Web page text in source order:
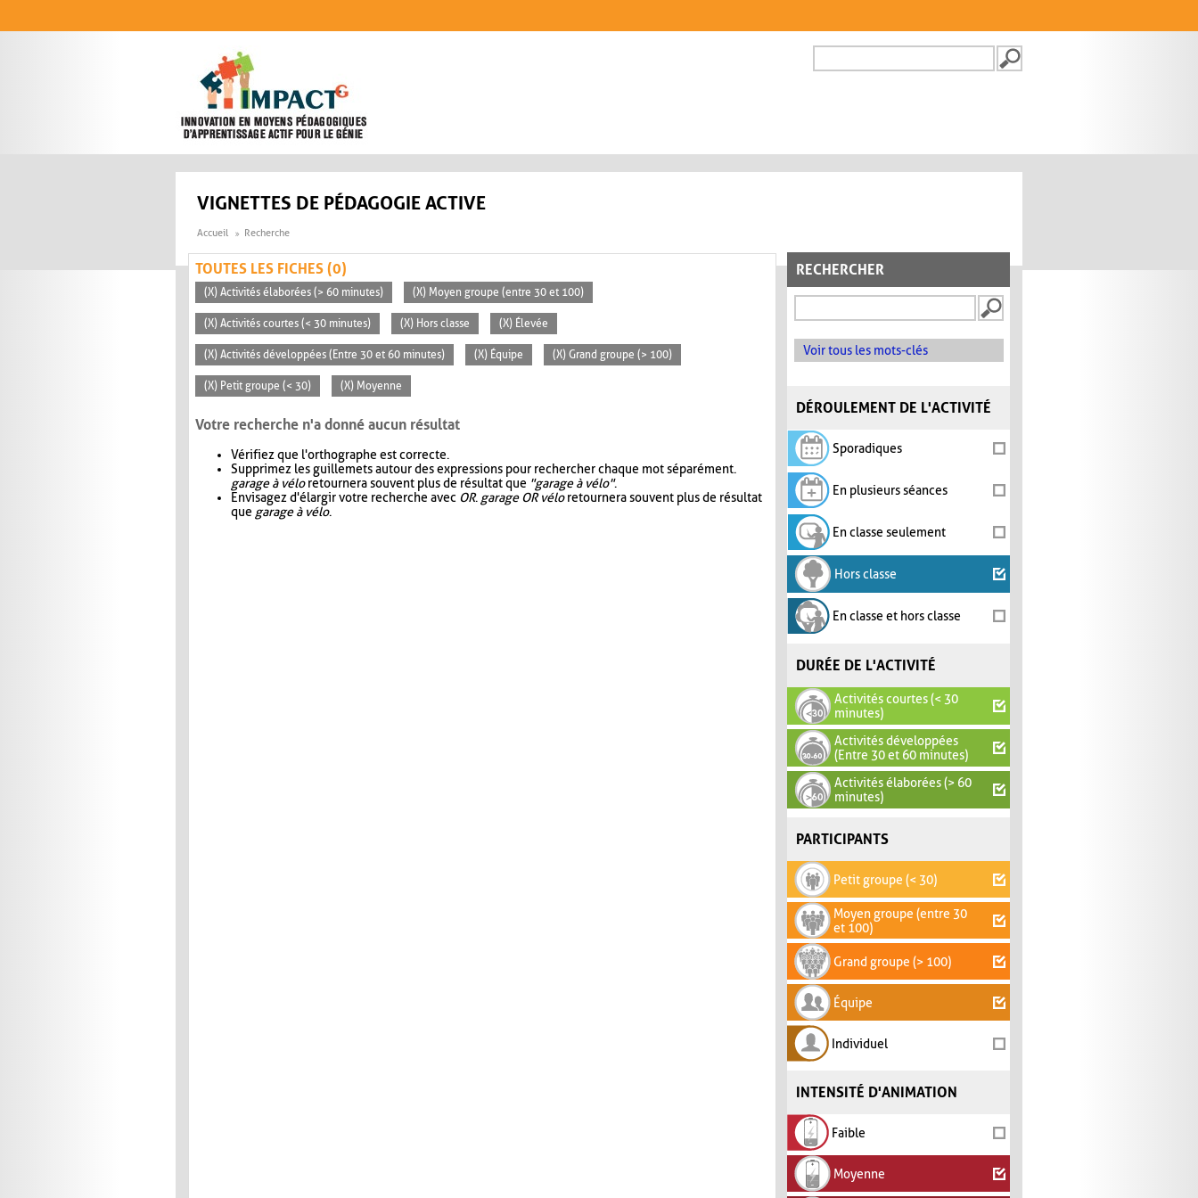
FORMULAIRE DE
VIGNETTES DE PÉDAGOGIE ACTIVE
Accueil Recherche
RECHERCHER
Voir tous les mots-clés
DÉROULEMENT DE L'ACTIVITÉ
Sporadiques
En plusieurs séances
En classe seulement
Hors classe
En classe et hors classe
DURÉE DE L'ACTIVITÉ
Activités courtes (< 30
minutes)
Activités développées
(Entre 30 et 60 minutes)
Activités élaborées (> 60
minutes)
PARTICIPANTS
Petit groupe (< 30)
Moyen groupe (entre 30
et 100)
Grand groupe (> 100)
Équipe
Individuel
INTENSITÉ D'ANIMATION
Faible
Moyenne
TOUTES LES FICHES (0)
(X) Activités élaborées (> 60 minutes) (X) Moyen groupe (entre 30 et 100)
(X) Activités courtes (< 30 minutes) (X) Hors classe (X) Élevée
(X) Activités développées (Entre 30 et 60 minutes) (X) Équipe (X) Grand groupe (> 100)
(X) Petit groupe (< 30) (X) Moyenne
Votre recherche n'a donné aucun résultat
Vérifiez que l'orthographe est correcte.
Supprimez les guillemets autour des expressions pour rechercher chaque mot séparément.
garage à véloretournera souvent plus de résultat que "garage à vélo".
Envisagez d'élargir votre recherche avec OR. garage OR véloretournera souvent plus de résultat
que garage à vélo.